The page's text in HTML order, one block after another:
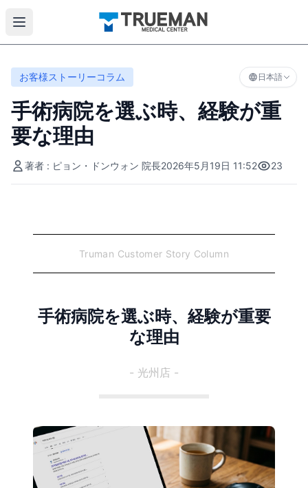
お客様ストーリーコラム 日本語
手術病院を選ぶ時、経験が重
要な理由
著者 : ピョン・ドンウォン 院長2026年5月19日 11:52 23
Truman Customer Story Column
手術病院を選ぶ時、経験が重要
な理由
- 光州店 -